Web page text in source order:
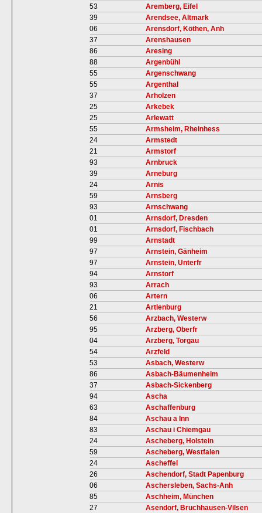
53
Aremberg, Eifel
39
Arendsee, Altmark
06
Arensdorf, Köthen, Anh
37
Arenshausen
86
Aresing
88
Argenbühl
55
Argenschwang
55
Argenthal
37
Arholzen
25
Arkebek
25
Arlewatt
55
Armsheim, Rheinhess
24
Armstedt
21
Armstorf
93
Arnbruck
39
Arneburg
24
Arnis
59
Arnsberg
93
Arnschwang
01
Arnsdorf, Dresden
01
Arnsdorf, Fischbach
99
Arnstadt
97
Arnstein, Gänheim
97
Arnstein, Unterfr
94
Arnstorf
93
Arrach
06
Artern
21
Artlenburg
56
Arzbach, Westerw
95
Arzberg, Oberfr
04
Arzberg, Torgau
54
Arzfeld
53
Asbach, Westerw
86
Asbach-Bäumenheim
37
Asbach-Sickenberg
94
Ascha
63
Aschaffenburg
84
Aschau a Inn
83
Aschau i Chiemgau
24
Ascheberg, Holstein
59
Ascheberg, Westfalen
24
Ascheffel
26
Aschendorf, Stadt Papenburg
06
Aschersleben, Sachs-Anh
85
Aschheim, München
27
Asendorf, Bruchhausen-Vilsen